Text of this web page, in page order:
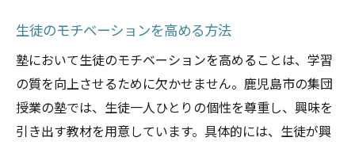
生徒のモチベーションを高める方法
塾において生徒のモチベーションを高めることは、学習
の質を向上させるために欠かせません。鹿児島市の集団
授業の塾では、生徒一人ひとりの個性を尊重し、興味を
引き出す教材を用意しています。具体的には、生徒が興